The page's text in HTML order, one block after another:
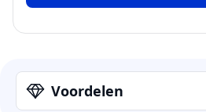
Voordelen